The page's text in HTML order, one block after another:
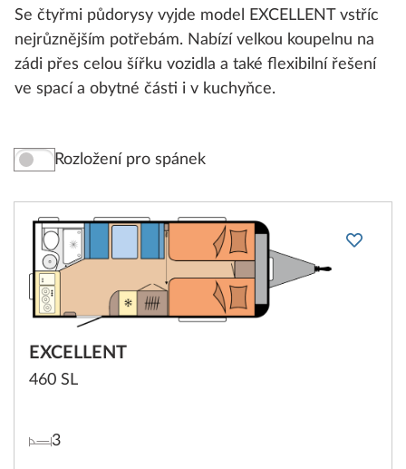
Se čtyřmi půdorysy vyjde model EXCELLENT vstříc
nejrůznějším potřebám. Nabízí velkou koupelnu na
zádi přes celou šířku vozidla a také flexibilní řešení
ve spací a obytné části i v kuchyňce.
Rozložení pro spánek
EXCELLENT
460 SL
3